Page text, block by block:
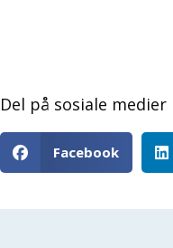
Del på sosiale medier
Facebook